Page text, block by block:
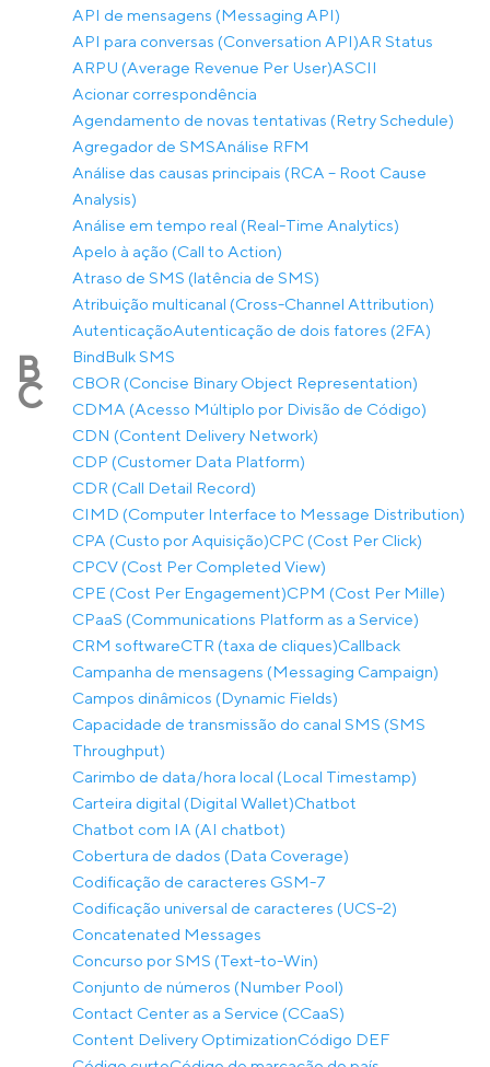
API de mensagens (Messaging API)
API para conversas (Conversation API)AR Status
ARPU (Average Revenue Per User)ASCII
Acionar correspondência
Agendamento de novas tentativas (Retry Schedule)
Agregador de SMSAnálise RFM
Análise das causas principais (RCA – Root Cause
Analysis)
Análise em tempo real (Real-Time Analytics)
Apelo à ação (Call to Action)
Atraso de SMS (latência de SMS)
Atribuição multicanal (Cross-Channel Attribution)
AutenticaçãoAutenticação de dois fatores (2FA)
B BindBulk SMS
C
CBOR (Concise Binary Object Representation)
CDMA (Acesso Múltiplo por Divisão de Código)
CDN (Content Delivery Network)
CDP (Customer Data Platform)
CDR (Call Detail Record)
CIMD (Computer Interface to Message Distribution)
CPA (Custo por Aquisição)CPC (Cost Per Click)
CPCV (Cost Per Completed View)
CPE (Cost Per Engagement)CPM (Cost Per Mille)
CPaaS (Communications Platform as a Service)
CRM softwareCTR (taxa de cliques)Callback
Campanha de mensagens (Messaging Campaign)
Campos dinâmicos (Dynamic Fields)
Capacidade de transmissão do canal SMS (SMS
Throughput)
Carimbo de data/hora local (Local Timestamp)
Carteira digital (Digital Wallet)Chatbot
Chatbot com IA (AI chatbot)
Cobertura de dados (Data Coverage)
Codificação de caracteres GSM-7
Codificação universal de caracteres (UCS-2)
Concatenated Messages
Concurso por SMS (Text-to-Win)
Conjunto de números (Number Pool)
Contact Center as a Service (CCaaS)
Content Delivery OptimizationCódigo DEF